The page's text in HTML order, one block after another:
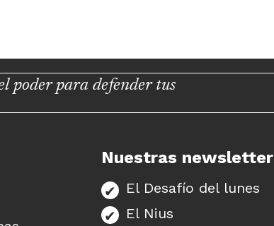
poder para defender tus
Nuestras newsletter
El Desafío del lunes
El Nius